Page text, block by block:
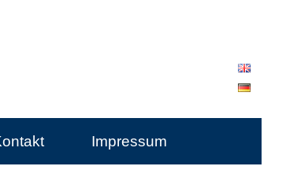
Impressum